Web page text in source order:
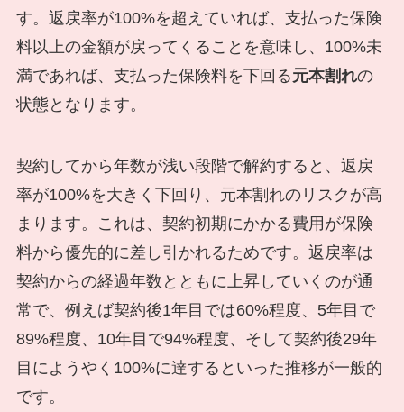
す。返戻率が100%を超えていれば、支払った保険
料以上の金額が戻ってくることを意味し、100%未
満であれば、支払った保険料を下回る元本割れの
状態となります。
契約してから年数が浅い段階で解約すると、返戻
率が100%を大きく下回り、元本割れのリスクが高
まります。これは、契約初期にかかる費用が保険
料から優先的に差し引かれるためです。返戻率は
契約からの経過年数とともに上昇していくのが通
常で、例えば契約後1年目では60%程度、5年目で
89%程度、10年目で94%程度、そして契約後29年
目にようやく100%に達するといった推移が一般的
です。